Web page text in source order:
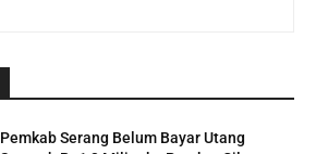
Pemkab Serang Belum Bayar Utang